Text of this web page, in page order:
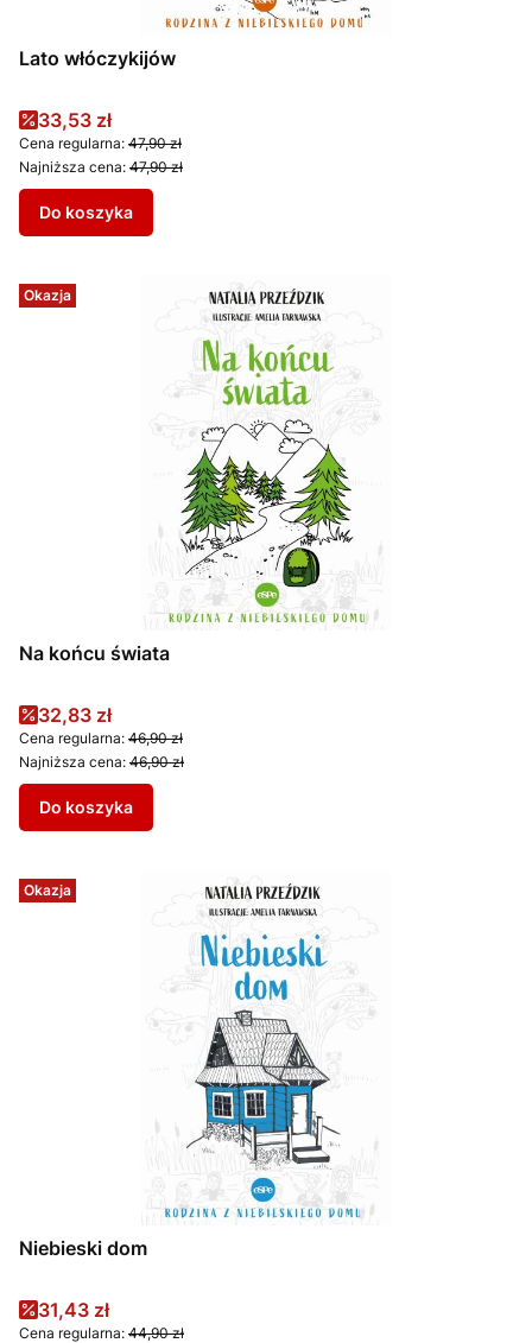
Lato włóczykijów
Cena promocyjna
33,53 zł
Cena regularna: 47,90 zł
Najniższa cena: 47,90 zł
Do koszyka
Okazja
Na końcu świata
Cena promocyjna
32,83 zł
Cena regularna: 46,90 zł
Najniższa cena: 46,90 zł
Do koszyka
Okazja
Niebieski dom
Cena promocyjna
31,43 zł
Cena regularna: 44,90 zł